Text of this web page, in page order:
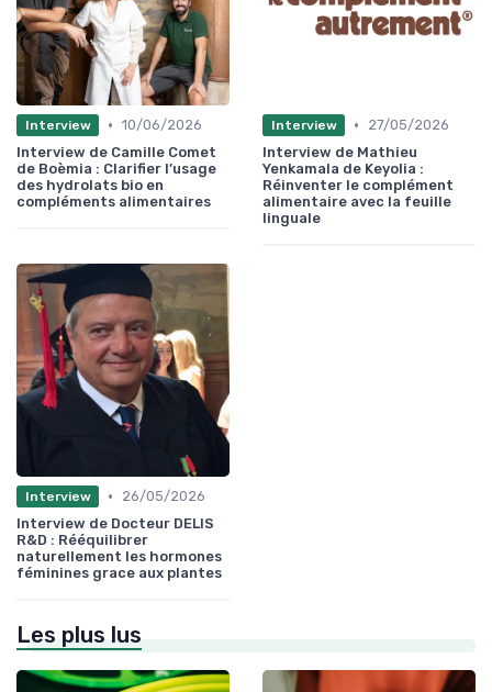
Interview • 10/06/2026
Interview de Camille Comet
de Boèmia : Clarifier l’usage
des hydrolats bio en
compléments alimentaires
Interview •
27/05/2026
Interview de Mathieu
Yenkamala de Keyolia :
Réinventer le complément
alimentaire avec la feuille
linguale
Interview •
26/05/2026
Interview de Docteur DELIS
R&D : Rééquilibrer
naturellement les hormones
féminines grace aux plantes
Les plus lus